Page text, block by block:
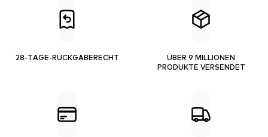
28-TAGE-RÜCKGABERECHT
ÜBER 9 MILLIONEN
PRODUKTE VERSENDET